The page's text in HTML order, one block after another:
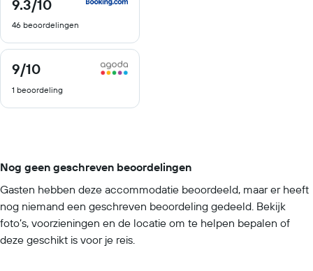
9.3/10
10
46 beoordelingen
9/10
9
van
10
1 beoordeling
Nog geen geschreven beoordelingen
Gasten hebben deze accommodatie beoordeeld, maar er heeft
nog niemand een geschreven beoordeling gedeeld. Bekijk
foto’s, voorzieningen en de locatie om te helpen bepalen of
deze geschikt is voor je reis.